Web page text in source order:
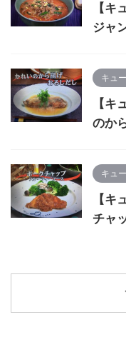
【キ
ジャ
キュ
【キ
のか
キュ
【キ
チャ